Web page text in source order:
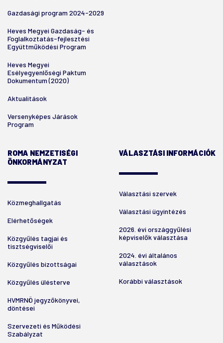
Gazdasági program 2024-2029
Heves Megyei Gazdaság- és
Foglalkoztatás-fejlesztési
Együttműködési Program
Heves Megyei
Esélyegyenlőségi Paktum
Dokumentum (2020)
Aktualitások
Versenyképes Járások
Program
ROMA NEMZETISÉGI
ÖNKORMÁNYZAT
Közmeghallgatás
Elérhetőségek
Közgyűlés tagjai és
tisztségviselői
Közgyűlés bizottságai
Közgyűlés ülésterve
HVMRNÖ jegyzőkönyvei,
döntései
Szervezeti és Működési
Szabályzat
VÁLASZTÁSI INFORMÁCIÓK
Választási szervek
Választási ügyintézés
2026. évi országgyűlési
képviselők választása
2024. évi általános
választások
Korábbi választások